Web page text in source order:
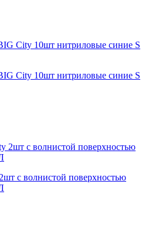
City 10шт нитриловые синие S
с волнистой поверхностью